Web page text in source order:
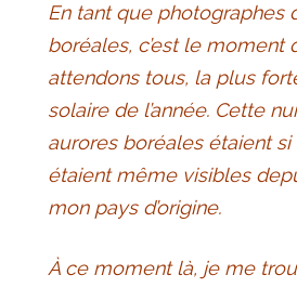
En tant que photographes
boréales, c’est le moment
attendons tous, la plus
solaire de l’année. Cette
aurores boréales étaient si
étaient même visibles
mon pays d’origine.
À ce moment là, je me